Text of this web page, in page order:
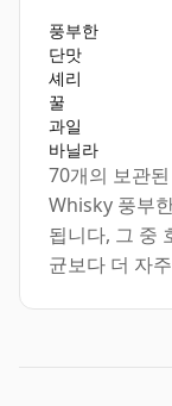
풍부한
단맛
셰리
꿀
과일
바닐라
70개의 보관
Whisky 풍부
됩니다, 그 중
균보다 더 자